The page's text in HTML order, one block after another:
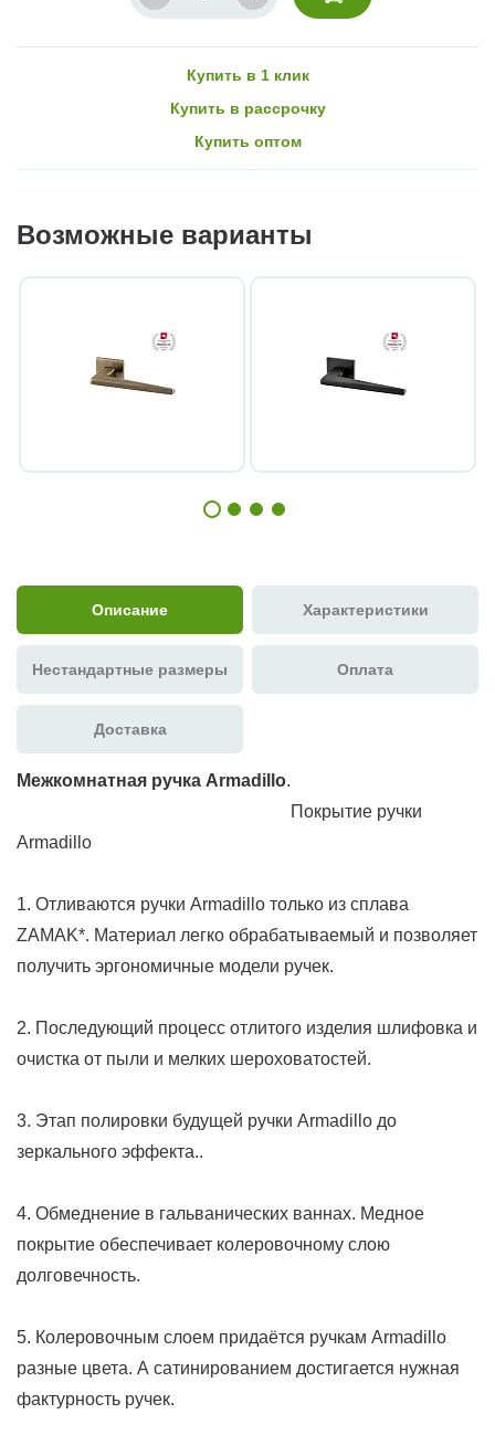
Купить в 1 клик
Купить в рассрочку
Купить оптом
Возможные варианты
Описание Характеристики
Нестандартные размеры Оплата
Доставка
Межкомнатная ручка Armadillo.
Покрытие ручки
Armadillo
1. Отливаются ручки Armadillo только из сплава
ZAMAK*. Материал легко обрабатываемый и позволяет
получить эргономичные модели ручек.
2. Последующий процесс отлитого изделия шлифовка и
очистка от пыли и мелких шероховатостей.
3. Этап полировки будущей ручки Armadillo до
зеркального эффекта..
4. Обмеднение в гальванических ваннах. Медное
покрытие обеспечивает колеровочному слою
долговечность.
5. Колеровочным слоем придаётся ручкам Armadillo
разные цвета. А сатинированием достигается нужная
фактурность ручек.